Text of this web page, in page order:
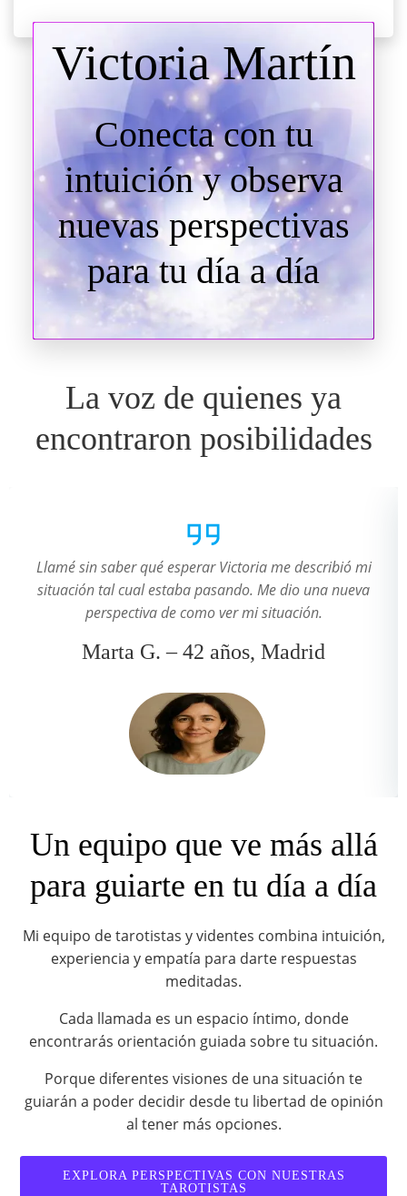
Victoria Martín
Conecta con tu
intuición y observa
nuevas perspectivas
para tu día a día
La voz de quienes ya
encontraron posibilidades
Llamé sin saber qué esperar Victoria me describió mi
situación tal cual estaba pasando. Me dio una nueva
perspectiva de como ver mi situación.
Marta G. – 42 años, Madrid
Un equipo que ve más allá
para guiarte en tu día a día
Mi equipo de tarotistas y videntes combina intuición,
experiencia y empatía para darte respuestas
meditadas.
Cada llamada es un espacio íntimo, donde
encontrarás orientación guiada sobre tu situación.
Porque diferentes visiones de una situación te
guiarán a poder decidir desde tu libertad de opinión
al tener más opciones.
EXPLORA PERSPECTIVAS CON NUESTRAS
TAROTISTAS